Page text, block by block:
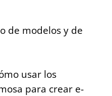
de modelos y de
usar los
para crear e-